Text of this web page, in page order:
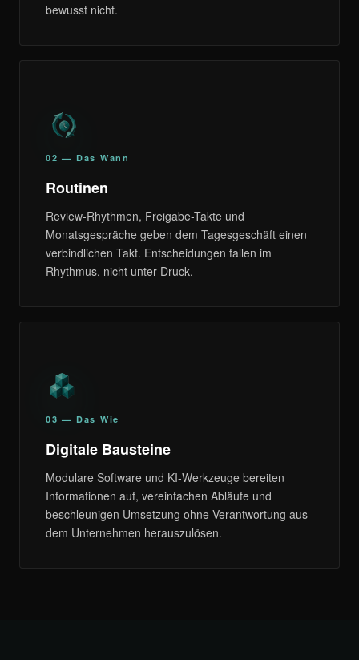
bewusst nicht.
02 — Das Wann
Routinen
Review-Rhythmen, Freigabe-Takte und
Monatsgespräche geben dem Tagesgeschäft einen
verbindlichen Takt. Entscheidungen fallen im
Rhythmus, nicht unter Druck.
03 — Das Wie
Digitale Bausteine
Modulare Software und KI-Werkzeuge bereiten
Informationen auf, vereinfachen Abläufe und
beschleunigen Umsetzung ohne Verantwortung aus
dem Unternehmen herauszulösen.